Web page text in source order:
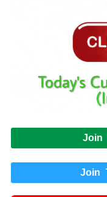
Join
Join